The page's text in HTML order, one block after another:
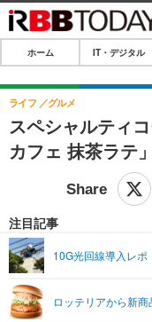
ホーム
IT・デジタル
IT・デジタルTOP
ショッピング
SPEED TEST
エンタメTOP
グラビア
ライフTOP
リリース一覧
プッシュ通知の停止方法
ホーム IT・デジタル
スペシャルティ
カフェ 抹茶ラテ
ライフ グルメ
注目記事
10G光回線導入レポ
ロッテリアから新商